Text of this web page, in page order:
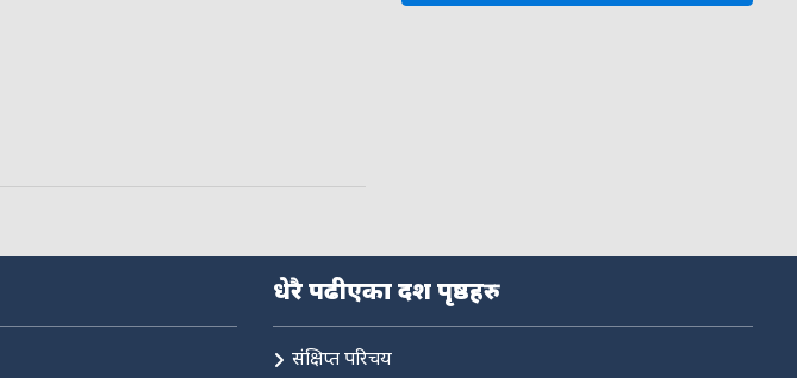
धेरै पढीएका दश पृष्ठहरु
संक्षिप्त परिचय